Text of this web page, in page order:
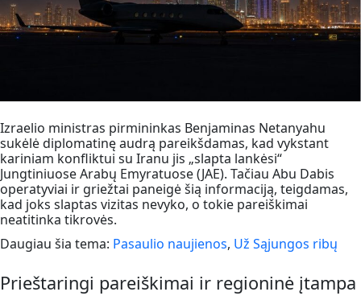
Izraelio ministras pirmininkas Benjaminas Netanyahu
sukėlė diplomatinę audrą pareikšdamas, kad vykstant
kariniam konfliktui su Iranu jis „slapta lankėsi“
Jungtiniuose Arabų Emyratuose (JAE). Tačiau Abu Dabis
operatyviai ir griežtai paneigė šią informaciją, teigdamas,
kad joks slaptas vizitas nevyko, o tokie pareiškimai
neatitinka tikrovės.
Daugiau šia tema: Pasaulio naujienos, Už Sąjungos ribų
Prieštaringi pareiškimai ir regioninė įtampa